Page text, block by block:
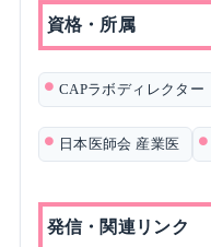
資格・所属
CAPラボディレクター
日本医師会 産業医
発信・関連リンク